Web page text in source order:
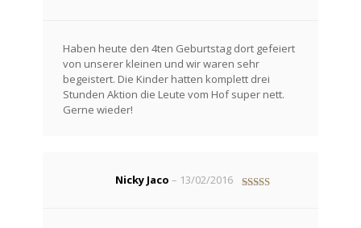
Haben heute den 4ten Geburtstag dort gefeiert
von unserer kleinen und wir waren sehr
begeistert. Die Kinder hatten komplett drei
Stunden Aktion die Leute vom Hof super nett.
Gerne wieder!
Nicky Jaco – 13/02/2016